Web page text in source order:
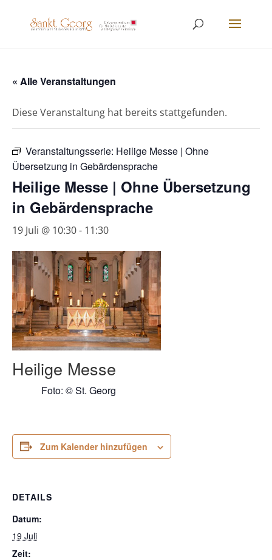
« Alle Veranstaltungen
Diese Veranstaltung hat bereits stattgefunden.
Veranstaltungsserie: Heilige Messe | Ohne
Übersetzung in Gebärdensprache
Heilige Messe | Ohne Übersetzung
in Gebärdensprache
19 Juli @ 10:30- 11:30
Heilige Messe
Foto: © St. Georg
Zum Kalender hinzufügen
DETAILS
Datum:
19 Juli
Zeit: